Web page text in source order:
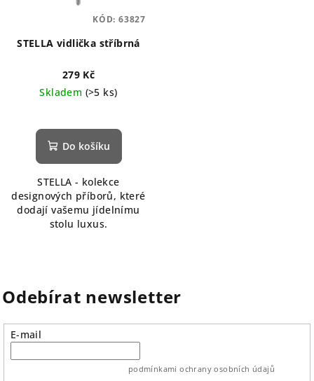
STELLA vidlička stříbrná
279 Kč
Skladem (>5 ks)
Do košíku
STELLA - kolekce
designových příborů, které
dodají vašemu jídelnímu
stolu luxus.
KÓD: 63827
Odebírat newsletter
E-mail
podmínkami ochrany osobních údajů